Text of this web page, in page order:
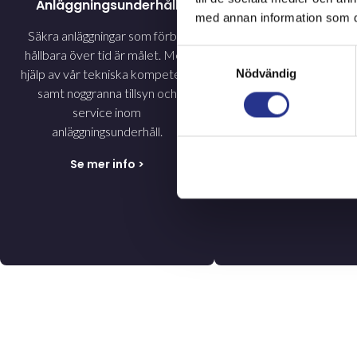
med annan information som
Samtyckesval
Nödvändig
Anläggningsunderhåll
Säkra anläggningar som förblir
hållbara över tid är målet. Med
hjälp av vår tekniska kompetens
samt noggranna tillsyn och
service inom
anläggningsunderhåll.
Se mer info >
förnyar våra
medarbetare
betongstrukturer.